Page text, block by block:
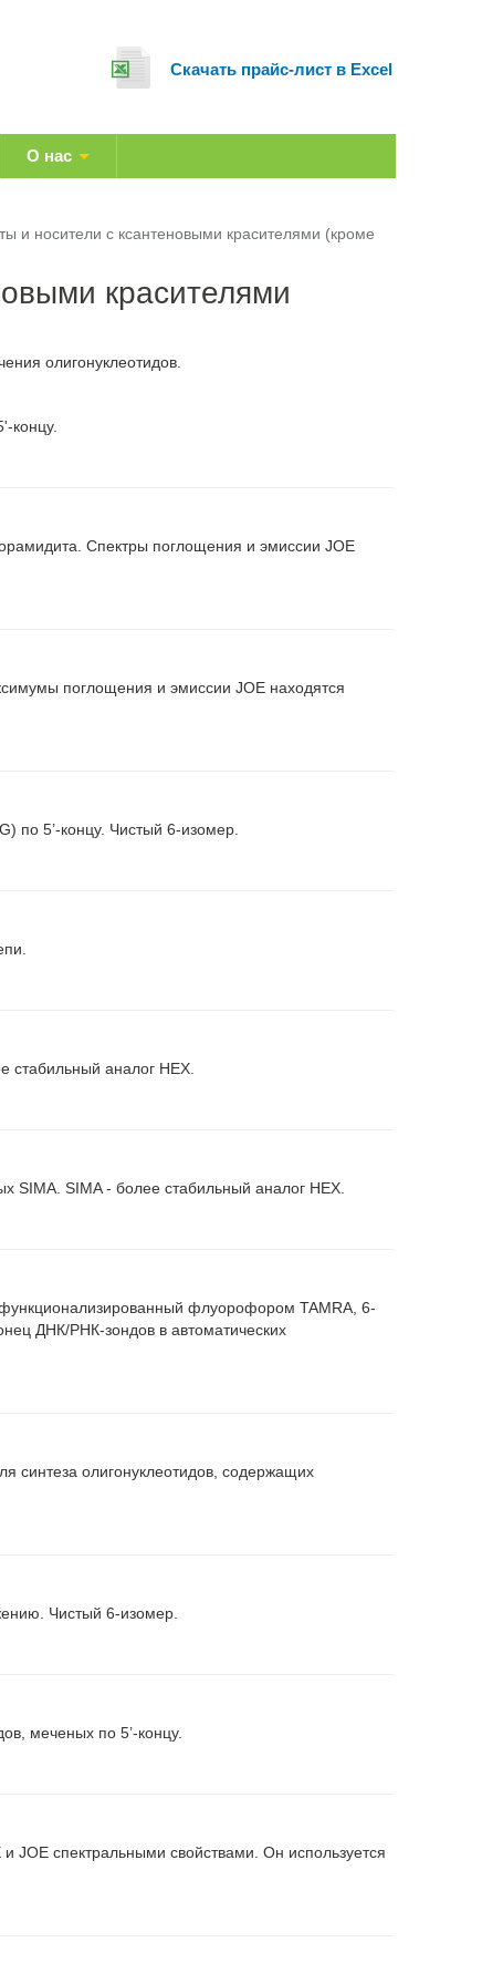
Cкачать прайс-лист в Excel
О нас
и носители с ксантеновыми красителями (кроме
красителями
олигонуклеотидов.
концу.
Спектры поглощения и эмиссии JOE
поглощения и эмиссии JOE находятся
по 5’-концу. Чистый 6-изомер.
стабильный аналог HEX.
SIMA. SIMA - более стабильный аналог HEX.
флуорофором TAMRA, 6-
ДНК/РНК-зондов в автоматических
синтеза олигонуклеотидов, содержащих
Чистый 6-изомер.
меченых по 5’-концу.
JOE спектральными свойствами. Он используется